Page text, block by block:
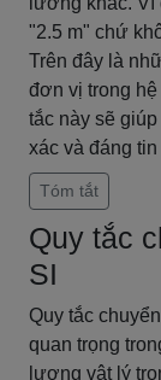
"2.5 m" chứ
Trên đây là
đơn vị trong
tắc này sẽ
xác và đáng
Tóm tắt
Quy tắc
SI
Quy tắc
quan trọng
lượng vật lý